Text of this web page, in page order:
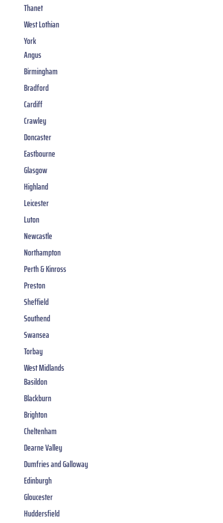
Thanet
West Lothian
York
Angus
Birmingham
Bradford
Cardiff
Crawley
Doncaster
Eastbourne
Glasgow
Highland
Leicester
Luton
Newcastle
Northampton
Perth & Kinross
Preston
Sheffield
Southend
Swansea
Torbay
West Midlands
Basildon
Blackburn
Brighton
Cheltenham
Dearne Valley
Dumfries and Galloway
Edinburgh
Gloucester
Huddersfield